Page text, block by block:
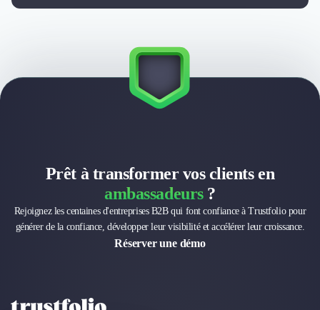
Externalisation Administrative
Droit Commercial
Droit du Travail
Financement de matériel ou équipement
Audit
Solutions de Paiement
Product Management
Prêt à transformer vos clients en
ambassadeurs?
Rejoignez les centaines d'entreprises B2B qui font confiance à Trustfolio pour
générer de la confiance, développer leur visibilité et accélérer leur croissance.
Réserver une démo